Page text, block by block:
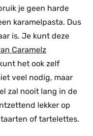
je geen harde
karamelpasta. Dus
is. Je kunt deze
Caramelz
het ook zelf
veel nodig, maar
zal nooit lang in de
lekker op
of tartelettes.